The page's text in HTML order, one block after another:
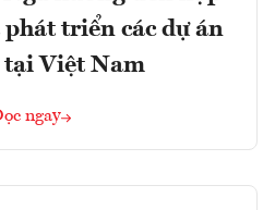
phát triển các dự án
tại Việt Nam
ngay